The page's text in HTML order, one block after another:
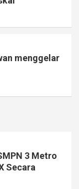
menggelar
3 Metro
Secara